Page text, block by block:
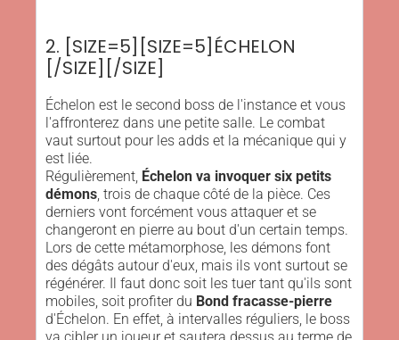
2. [SIZE=5][SIZE=5]ÉCHELON
[/SIZE][/SIZE]
Échelon est le second boss de l'instance et vous
l'affronterez dans une petite salle. Le combat
vaut surtout pour les adds et la mécanique qui y
est liée.
Régulièrement, Échelon va invoquer six petits
démons, trois de chaque côté de la pièce. Ces
derniers vont forcément vous attaquer et se
changeront en pierre au bout d'un certain temps.
Lors de cette métamorphose, les démons font
des dégâts autour d'eux, mais ils vont surtout se
régénérer. Il faut donc soit les tuer tant qu'ils sont
mobiles, soit profiter du Bond fracasse-pierre
d'Échelon. En effet, à intervalles réguliers, le boss